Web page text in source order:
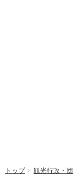
トップ 観光行政・